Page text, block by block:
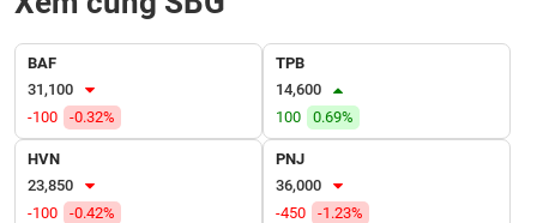
BAF
31,100
-100
-0.32%
TPB
14,600
100
0.69%
HVN
23,850
-100
-0.42%
PNJ
36,000
-450
-1.23%
VỤ
THÔNG
TIỆN
ÍCH